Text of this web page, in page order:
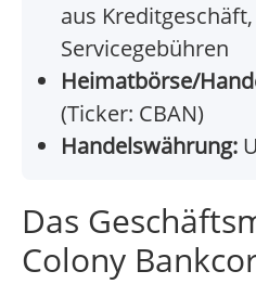
aus
Servicegebühren
Heimatbörse/
(Ticker: CBAN)
Handelswährung:
Das
Colony